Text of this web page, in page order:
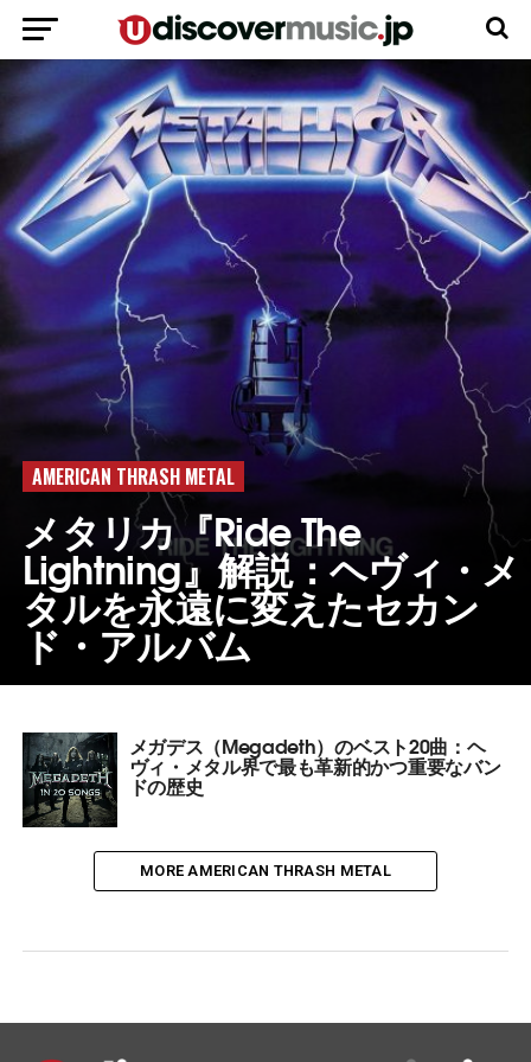
AMERICAN THRASH METAL
メタリカ『Ride The
Lightning』解説：ヘヴィ・メ
タルを永遠に変えたセカン
ド・アルバム
メガデス（Megadeth）のベスト20曲：ヘ
ヴィ・メタル界で最も革新的かつ重要なバン
ドの歴史
MORE AMERICAN THRASH METAL